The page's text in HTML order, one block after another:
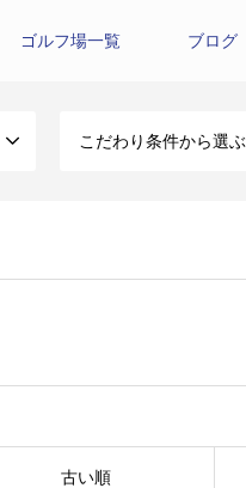
ゴルフ場一覧 ブログ
こだわり条件から選ぶ
古い順